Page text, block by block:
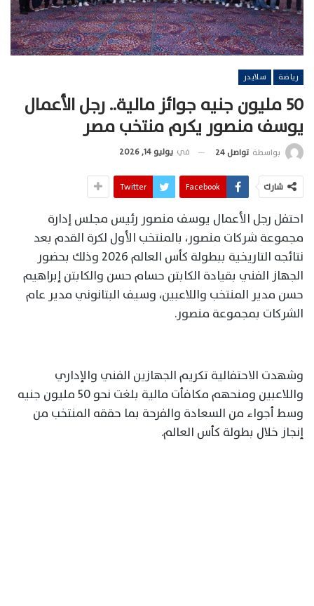
رياضة سلايدر
50 مليون جنيه جوائز مالية.. رجل الأعمال
يوسف منصور يكرم منتخب مصر
بواسطة تواصل 24 في يوليو 14, 2026
شارك Facebook
Twitter
احتفل رجل الأعمال يوسف منصور رئيس مجلس إدارة
مجموعة شركات منصور، بالمنتخب الأول لكرة القدم بعد
نتائجه التاريخية ببطولة كأس العالم 2026 وذلك بحضور
الجهاز الفني بقيادة الكابتن حسام حسن والكابتن إبراهيم
حسن مدير المنتخب واللاعبين، وسيف البتانوني مدير عام
الشركات بمجموعة منصور.
وشهدت الاحتفالية تكريم الجهازين الفني والإداري
واللاعبين ومنحهم مكافأت مالية بلغت نحو 50 مليون جنيه
وسط أجواء من السعادة والفرحة بما حققه المنتخب من
إنجاز خلال بطولة كأس العالم.